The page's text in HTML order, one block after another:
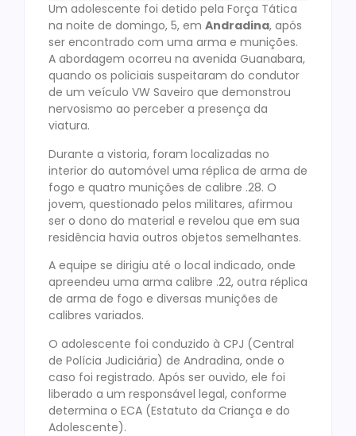
Um adolescente foi detido pela Força Tática
na noite de domingo, 5, em Andradina, após
ser encontrado com uma arma e munições.
A abordagem ocorreu na avenida Guanabara,
quando os policiais suspeitaram do condutor
de um veículo VW Saveiro que demonstrou
nervosismo ao perceber a presença da
viatura.
Durante a vistoria, foram localizadas no
interior do automóvel uma réplica de arma de
fogo e quatro munições de calibre .28. O
jovem, questionado pelos militares, afirmou
ser o dono do material e revelou que em sua
residência havia outros objetos semelhantes.
A equipe se dirigiu até o local indicado, onde
apreendeu uma arma calibre .22, outra réplica
de arma de fogo e diversas munições de
calibres variados.
O adolescente foi conduzido à CPJ (Central
de Polícia Judiciária) de Andradina, onde o
caso foi registrado. Após ser ouvido, ele foi
liberado a um responsável legal, conforme
determina o ECA (Estatuto da Criança e do
Adolescente).